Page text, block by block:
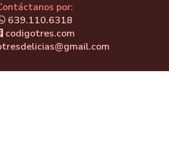
por:
639.110.6318
codigotres.com